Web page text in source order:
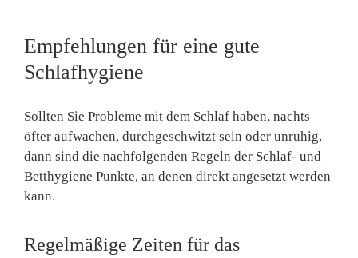
Empfehlungen für eine gute
Schlafhygiene
Sollten Sie Probleme mit dem Schlaf haben, nachts
öfter aufwachen, durchgeschwitzt sein oder unruhig,
dann sind die nachfolgenden Regeln der Schlaf- und
Betthygiene Punkte, an denen direkt angesetzt werden
kann.
Regelmäßige Zeiten für das